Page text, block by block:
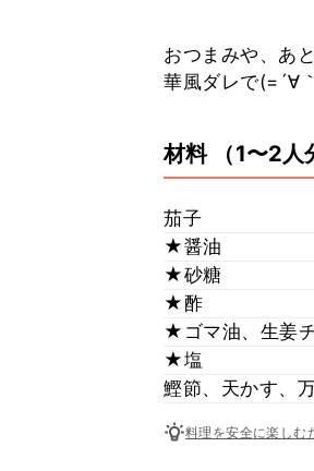
おつまみや、あ
華風ダレで(=´∀
材料 （1〜2人
茄子
★醤油
★砂糖
★酢
★ゴマ油、生姜
★塩
鰹節、天かす、
料理を安全に楽しむ